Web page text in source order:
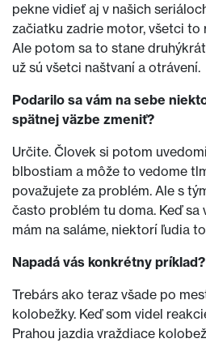
pekne vidieť aj v našich
začiatku zadrie motor, všetci to
Ale potom sa to stane
už sú všetci naštvaní a otrávení.
Podarilo sa vám na sebe
spätnej väzbe zmeniť?
Určite. Človek si potom
blbostiam a môže to vedome
považujete za problém. Ale s
často problém tu doma. Keď sa
mám na saláme, niektorí ľudia
Napadá vás konkrétny príklad?
Trebárs ako teraz všade po
kolobežky. Keď som videl
Prahou jazdia vraždiace